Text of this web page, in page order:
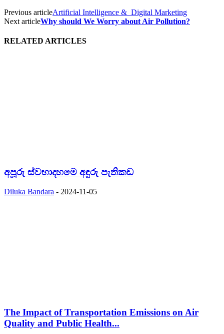
Previous articleArtificial Intelligence & Digital Marketing
Next articleWhy should We Worry about Air Pollution?
RELATED ARTICLES
අපූරු ස්වභාදහමෙ අඳුරු පැතිකඩ
Diluka Bandara - 2024-11-05
The Impact of Transportation Emissions on Air
Quality and Public Health...